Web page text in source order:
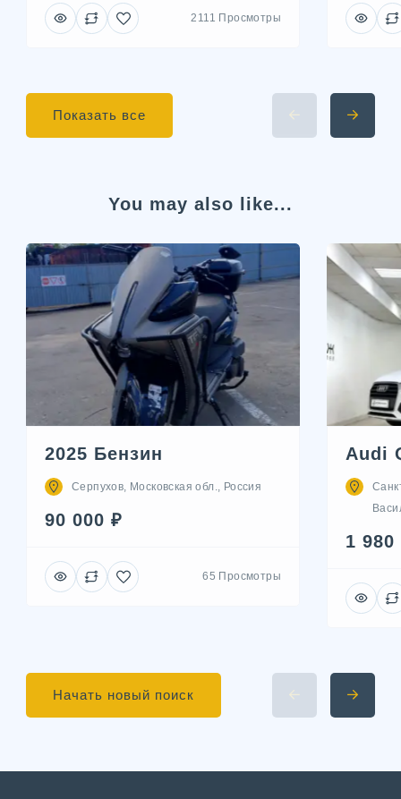
2111 Просмотры
Показать все
You may also like...
2025 Бензин
Серпухов, Московская обл., Россия
90 000 ₽
65 Просмотры
Audi
1 980
Начать новый поиск